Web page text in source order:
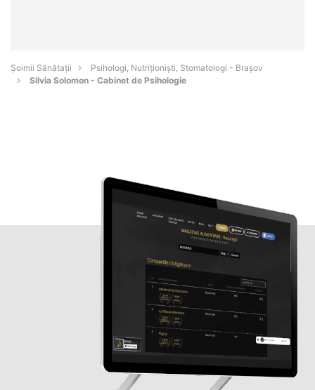
Şoimii Sănătații
Psihologi, Nutriționiști, Stomatologi - Braşov
Silvia Solomon - Cabinet de Psihologie